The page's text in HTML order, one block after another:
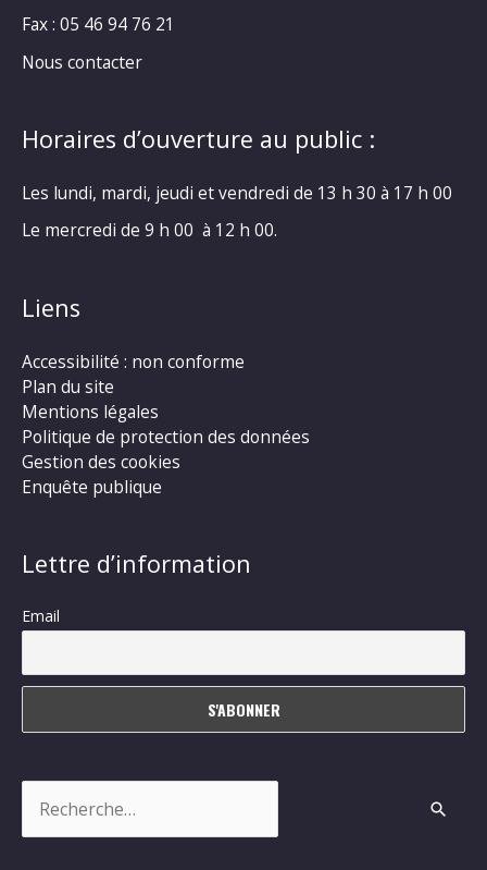
Fax : 05 46 94 76 21
Nous contacter
Horaires d’ouverture au public :
Les lundi, mardi, jeudi et vendredi de 13 h 30 à 17 h 00
Le mercredi de 9 h 00 à 12 h 00.
Liens
Accessibilité : non conforme
Plan du site
Mentions légales
Politique de protection des données
Gestion des cookies
Enquête publique
Lettre d’information
Email